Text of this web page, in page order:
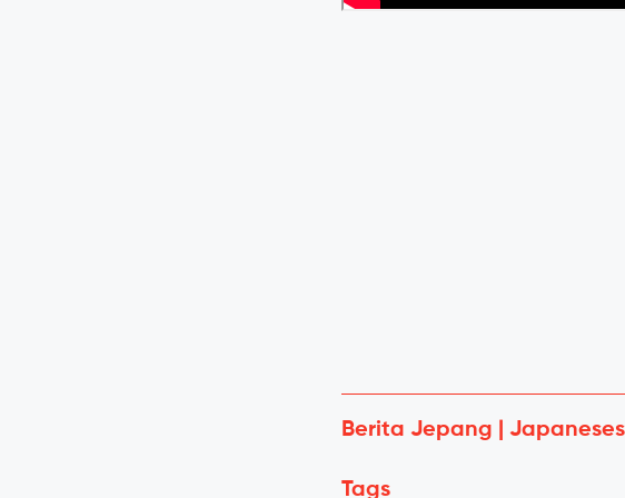
Berita Jepang |
Tags